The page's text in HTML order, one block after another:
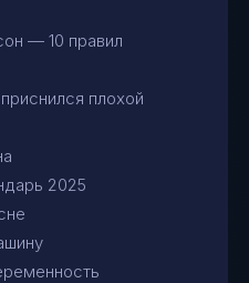
— 10 правил
плохой
2025